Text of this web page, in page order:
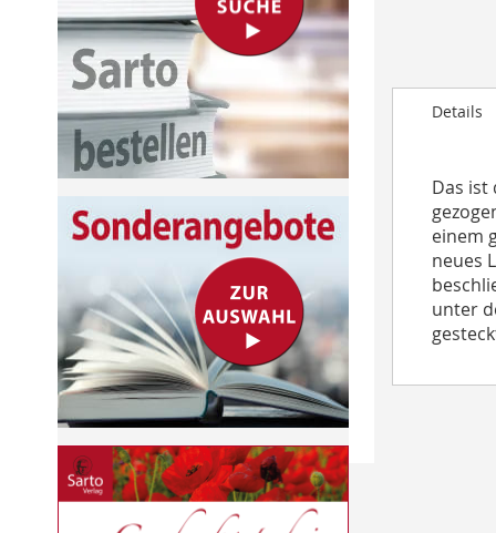
Details
Das ist
einem
neues
unter